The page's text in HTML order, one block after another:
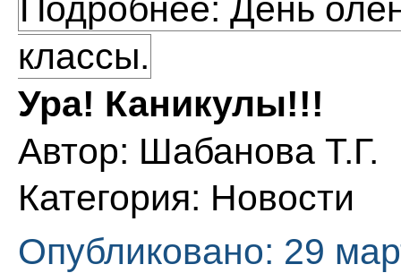
Подробнее: День
классы.
Ура! Каникулы!!!
Автор: Шабанова Т.Г.
Категория: Новости
Опубликовано: 29